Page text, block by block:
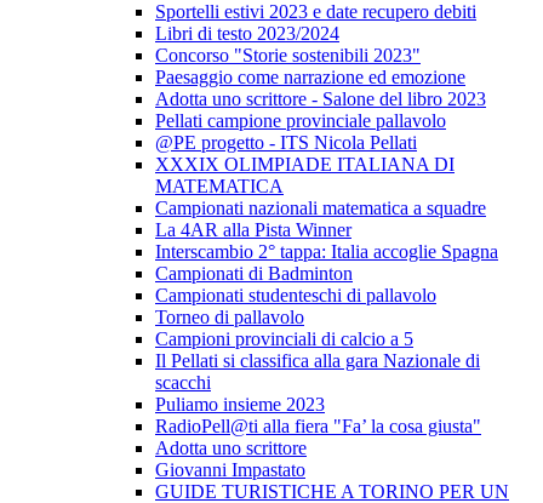
Sportelli estivi 2023 e date recupero debiti
Libri di testo 2023/2024
Concorso "Storie sostenibili 2023"
Paesaggio come narrazione ed emozione
Adotta uno scrittore - Salone del libro 2023
Pellati campione provinciale pallavolo
@PE progetto - ITS Nicola Pellati
XXXIX OLIMPIADE ITALIANA DI
MATEMATICA
Campionati nazionali matematica a squadre
La 4AR alla Pista Winner
Interscambio 2° tappa: Italia accoglie Spagna
Campionati di Badminton
Campionati studenteschi di pallavolo
Torneo di pallavolo
Campioni provinciali di calcio a 5
Il Pellati si classifica alla gara Nazionale di
scacchi
Puliamo insieme 2023
RadioPell@ti alla fiera "Fa’ la cosa giusta"
Adotta uno scrittore
Giovanni Impastato
GUIDE TURISTICHE A TORINO PER UN